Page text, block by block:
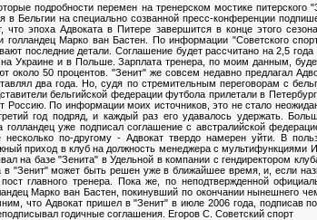
подробности перемен на тренерском мостике
Бельгии на специально созванной пресс-конференции
эпоха Адвоката в Питере завершится в конце этого
Марко ван Бастен. По информации "Советского
последние детали. Соглашение будет рассчитано на 2,5
Украине и в Польше. Зарплата тренера, по моим данным,
около 50 процентов. "Зенит" же совсем недавно предлагал
два года. Но, судя по стремительным переговорам с
бельгийской федерации футбола прилетали в
Россию. По информации моих источников, это не стало
год подряд, и каждый раз его удавалось удержать.
голландец уже подписал соглашение с австралийской
по-другому - Адвокат твердо намерен уйти. В
приход в клуб на должность менеджера с мультифункциями
на базе "Зенита" в Удельной в компании с гендиректором
"Зенит" может быть решен уже в ближайшее время, и, если
главного тренера. Пока же, по неподтвержденной
Марко ван Бастен, покинувший по окончании нынешнего
что Адвокат пришел в "Зенит" в июле 2006 года, подписав
годичные соглашения. Егоров С. Советский спорт